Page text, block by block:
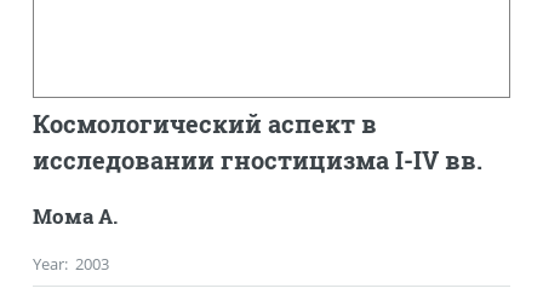
Космологический аспект в
исследовании гностицизма I-IV вв.
Мома А.
Year: 2003